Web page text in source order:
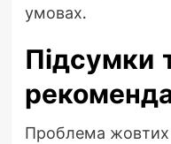
умовах.
Підсумки
Проблема жовтих